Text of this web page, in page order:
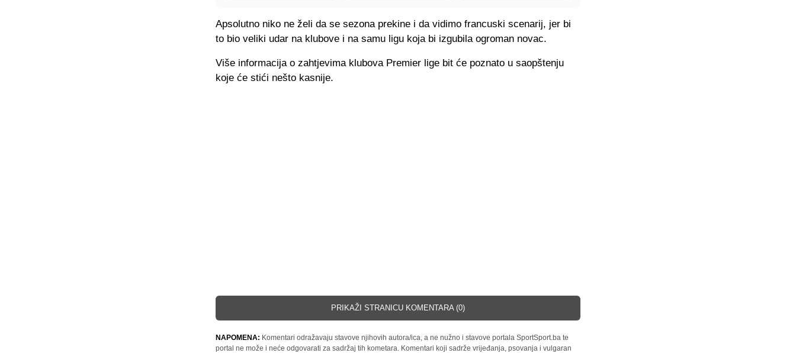
Apsolutno niko ne želi da se sezona prekine i da vidimo francuski scenarij, jer bi
to bio veliki udar na klubove i na samu ligu koja bi izgubila ogroman novac.
Više informacija o zahtjevima klubova Premier lige bit će poznato u saopštenju
koje će stići nešto kasnije.
PRIKAŽI STRANICU KOMENTARA (0)
NAPOMENA: Komentari odražavaju stavove njihovih autora/ica, a ne nužno i stavove portala SportSport.ba te
portal ne može i neće odgovarati za sadržaj tih kometara. Komentari koji sadrže vrijeđanja, psovanja i vulgaran